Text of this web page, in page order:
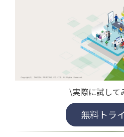
\実際に試して
無料トラ